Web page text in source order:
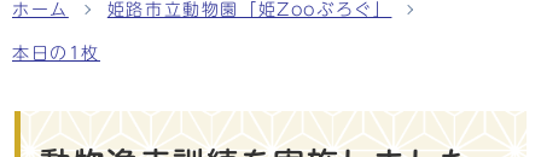
ホーム 姫路市立動物園「姫Zooぶろぐ」
本日の1枚